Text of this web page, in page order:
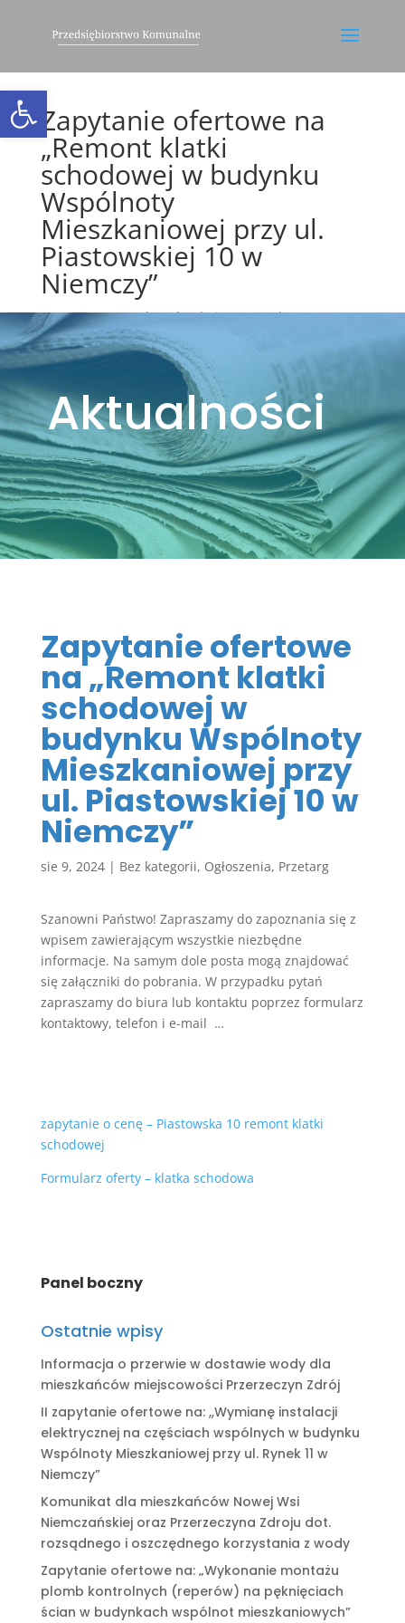
Otwórz pasek narzędzi
Zapytanie ofertowe na
„Remont klatki
schodowej w budynku
Wspólnoty
Mieszkaniowej przy ul.
Piastowskiej 10 w
Niemczy”
utworzone przezleszekm|sie 9, 2024|Bez
kategorii,Ogłoszenia ,Przetarg
Aktualności
Zapytanie ofertowe
na „Remont klatki
schodowej w
budynku Wspólnoty
Mieszkaniowej przy
ul. Piastowskiej 10 w
Niemczy”
sie 9, 2024| Bez kategorii, Ogłoszenia, Przetarg
Szanowni Państwo! Zapraszamy do zapoznania się z
wpisem zawierającym wszystkie niezbędne
informacje. Na samym dole posta mogą znajdować
się załączniki do pobrania. W przypadku pytań
zapraszamy do biura lub kontaktu poprzez formularz
kontaktowy, telefon i e-mail …
zapytanie o cenę – Piastowska 10 remont klatki
schodowej
Formularz oferty – klatka schodowa
Panel boczny
Ostatnie wpisy
Informacja o przerwie w dostawie wody dla
mieszkańców miejscowości Przerzeczyn Zdrój
II zapytanie ofertowe na: ,,Wymianę instalacji
elektrycznej na częściach wspólnych w budynku
Wspólnoty Mieszkaniowej przy ul. Rynek 11 w
Niemczy”
Komunikat dla mieszkańców Nowej Wsi
Niemczańskiej oraz Przerzeczyna Zdroju dot.
rozsądnego i oszczędnego korzystania z wody
Zapytanie ofertowe na: „Wykonanie montażu
plomb kontrolnych (reperów) na pęknięciach
ścian w budynkach wspólnot mieszkaniowych”